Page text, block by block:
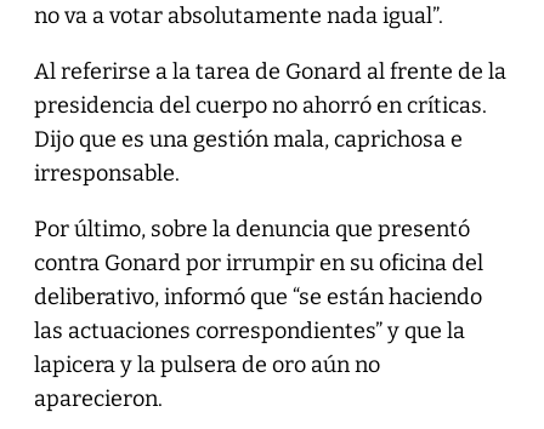
no va a votar absolutamente nada igual”.
Al referirse a la tarea de Gonard al frente de la
presidencia del cuerpo no ahorró en críticas.
Dijo que es una gestión mala, caprichosa e
irresponsable.
Por último, sobre la denuncia que presentó
contra Gonard por irrumpir en su oficina del
deliberativo, informó que “se están haciendo
las actuaciones correspondientes” y que la
lapicera y la pulsera de oro aún no
aparecieron.